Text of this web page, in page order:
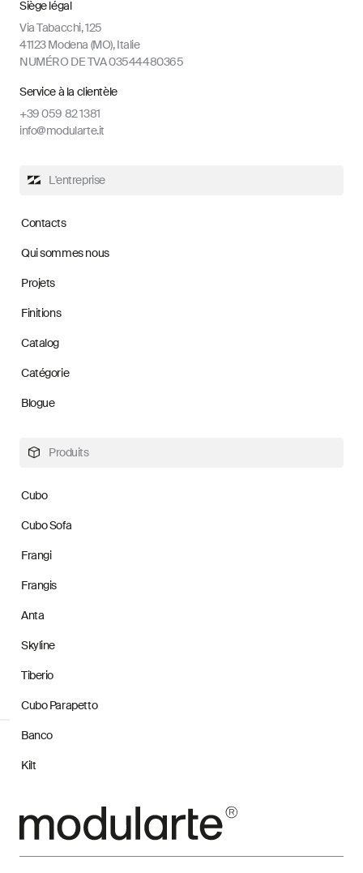
Siège légal
Via Tabacchi, 125
41123 Modena (MO), Italie
NUMÉRO DE TVA 03544480365
Service à la clientèle
+39 059 82 1381
info@modularte.it
L'entreprise
Contacts
Qui sommes nous
Projets
Finitions
Catalog
Catégorie
Blogue
Produits
Cubo
Cubo Sofa
Frangi
Frangis
Anta
Skyline
Tiberio
Cubo Parapetto
Banco
Kilt